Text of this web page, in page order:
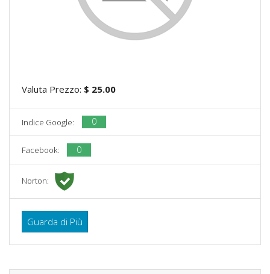
Valuta Prezzo: $ 25.00
Indice Google: 0
Facebook: 0
Norton:
Guarda di Più